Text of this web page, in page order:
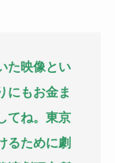
た映像とい
にもお金ま
てね。東京
るために劇